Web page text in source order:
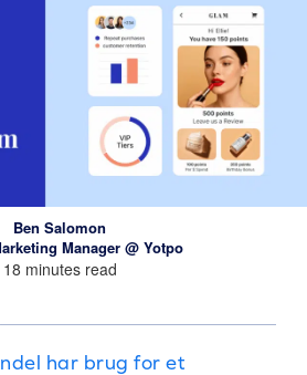
Ben Salomon
Manager @ Yotpo
18 minutes read
har brug for et